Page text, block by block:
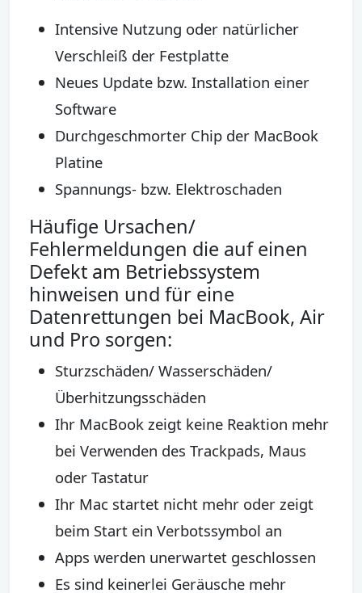
Intensive Nutzung oder natürlicher
Verschleiß der Festplatte
Neues Update bzw. Installation einer
Software
Durchgeschmorter Chip der MacBook
Platine
Spannungs- bzw. Elektroschaden
Häufige Ursachen/
Fehlermeldungen die auf einen
Defekt am Betriebssystem
hinweisen und für eine
Datenrettungen bei MacBook, Air
und Pro sorgen:
Sturzschäden/ Wasserschäden/
Überhitzungsschäden
Ihr MacBook zeigt keine Reaktion mehr
bei Verwenden des Trackpads, Maus
oder Tastatur
Ihr Mac startet nicht mehr oder zeigt
beim Start ein Verbotssymbol an
Apps werden unerwartet geschlossen
Es sind keinerlei Geräusche mehr